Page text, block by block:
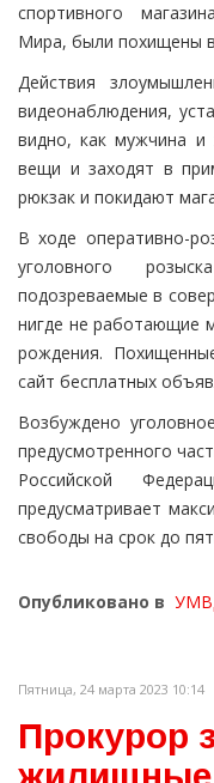
спортивного
Мира, были похищены
Действия
видеонаблюдения,
видно, как мужчина
вещи и заходят в
рюкзак и покидают
В ходе оперативно-
уголовного
подозреваемые в
нигде не работающие
рождения.
сайт бесплатных
Возбуждено
предусмотренного
Российской
предусматривает
свободы на срок до
Опубликовано в
Пятница, 24 марта 2023 10:14
Прокурор